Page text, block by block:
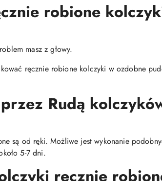
robione
masz z głowy.
ręcznie robione kolczyki w ozdobne
Rudą
są od ręki. Możliwe jest wykonanie
5-7 dni.
ręcznie